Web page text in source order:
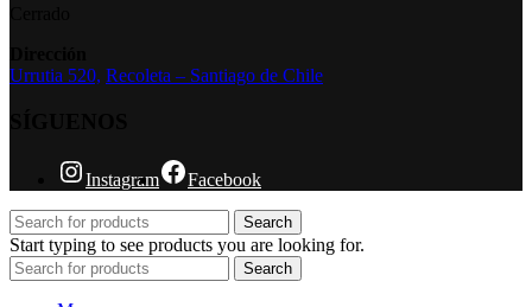
Urrutia 520, Recoleta – Santiago de Chile
Instagram Facebook
Search
Start typing to see products you are looking for.
Search